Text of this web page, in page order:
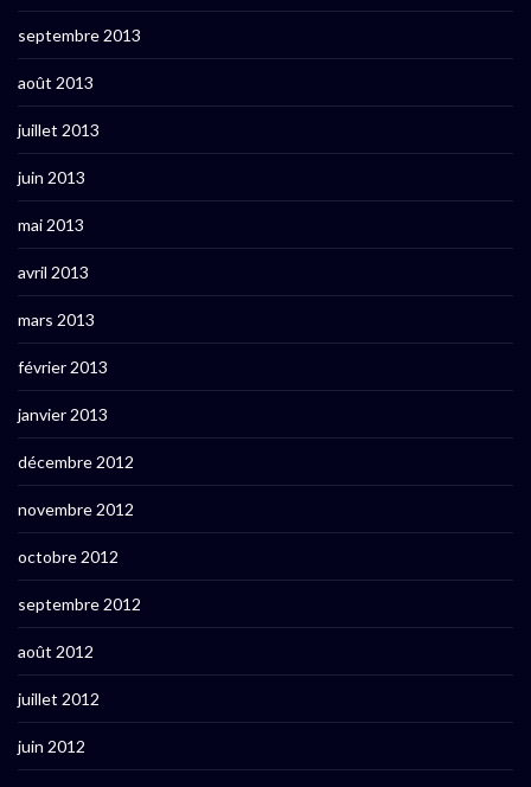
septembre 2013
août 2013
juillet 2013
juin 2013
mai 2013
avril 2013
mars 2013
février 2013
janvier 2013
décembre 2012
novembre 2012
octobre 2012
septembre 2012
août 2012
juillet 2012
juin 2012